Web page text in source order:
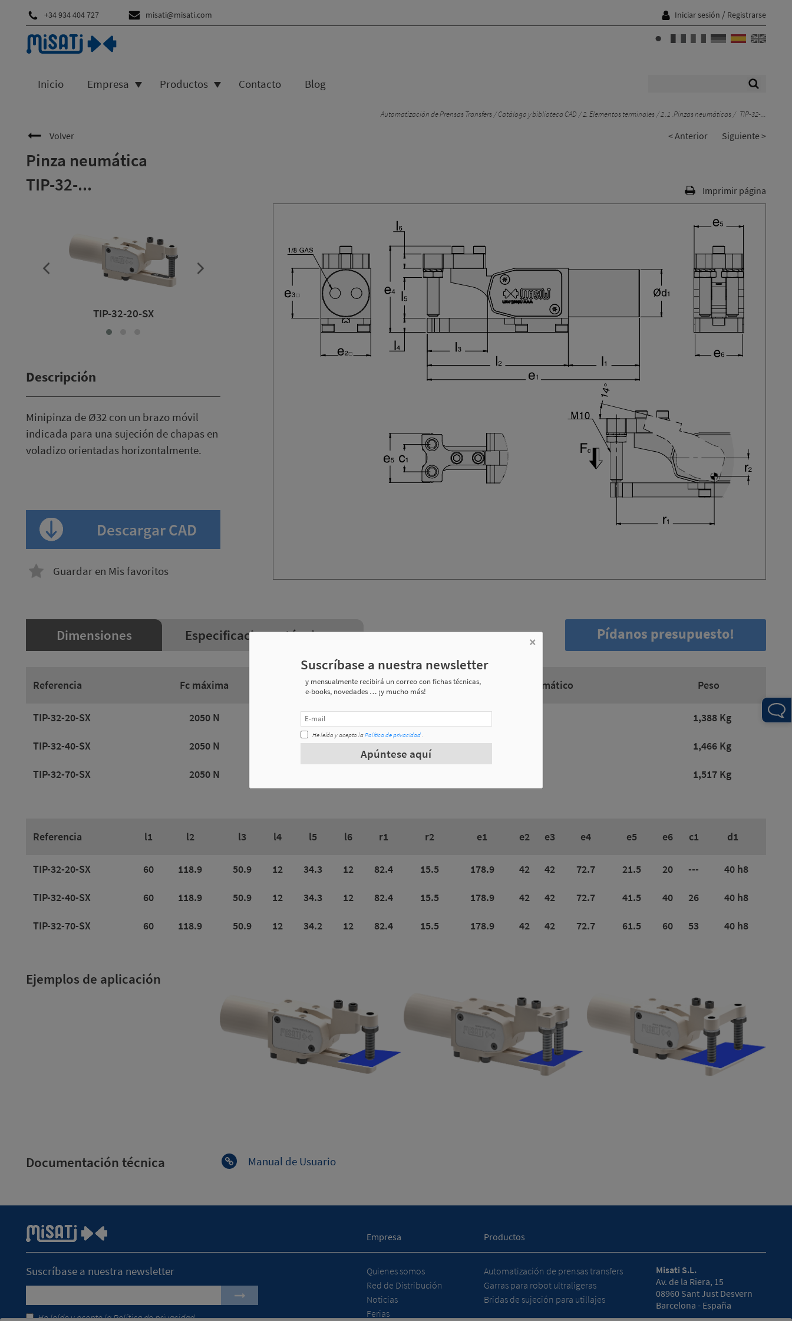
+34 934 404 727 misati@misati.com Iniciar sesión / Registrarse
Inicio Empresa Productos Contacto Blog
Automatización de Prensas Transfers Catálogo y biblioteca CAD 2. Elementos terminales 2 .1 .Pinzas neumáticas TIP-32-...
Volver < Anterior Siguiente >
Pinza neumática
TIP-32-...
Imprimir página
TIP-32-20-SX TIP-32-70-SX TIP-32-20-SX TIP-32-40-SX
Descripción
Minipinza de Ø32 con un brazo móvil
indicada para una sujeción de chapas en
voladizo orientadas horizontalmente.
Descargar CAD
Guardar en Mis favoritos
Dimensiones Especificaciones técnicas Pídanos presupuesto!
Referencia Fc máxima ø émbolo Consumo neumático Peso
TIP-32-20-SX 2050 N 32 mm 1,388 Kg
TIP-32-40-SX 2050 N 32 mm 1,466 Kg
TIP-32-70-SX 2050 N 1,517 Kg
Referencia l1 l2 l3 l4 l5 l6 r1 r2 e1 e2 e3 e4 e5 e6 c1 d1
TIP-32-20-SX 60 118.9 50.9 12 34.3 12 82.4 15.5 178.9 42 42 72.7 21.5 20 --- 40 h8
TIP-32-40-SX 60 118.9 50.9 12 34.3 12 82.4 15.5 178.9 42 42 72.7 41.5 40 26 40 h8
TIP-32-70-SX 60 118.9 50.9 12 34.2 12 82.4 15.5 178.9 42 42 72.7 61.5 60 53 40 h8
Ejemplos de aplicación
Documentación técnica Manual de Usuario
×
Suscríbase a nuestra newsletter
y mensualmente recibirá un correo con fichas técnicas,
e-books, novedades … ¡y mucho más!
He leído y acepto laPolítica de privacidad.
Apúntese aquí
Empresa Productos
Suscríbase a nuestra newsletter
He leído y acepto laPolítica de privacidad
Quienes somos
Red de Distribución
Noticias
Ferias
Automatización de prensas transfers
Garras para robot ultraligeras
Bridas de sujeción para utillajes
Misati S.L.
Av. de la Riera, 15
08960 Sant Just Desvern
Barcelona - España